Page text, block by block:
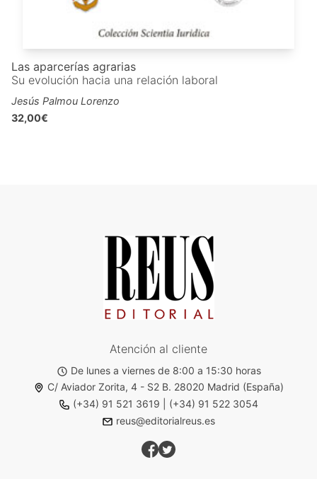
Las aparcerías agrarias
Su evolución hacia una relación laboral
Jesús Palmou Lorenzo
32,00€
Atención al cliente
De lunes a viernes de 8:00 a 15:30 horas
C/ Aviador Zorita, 4 - S2 B. 28020 Madrid (España)
(+34) 91 521 3619
(+34) 91 522 3054
reus@editorialreus.es